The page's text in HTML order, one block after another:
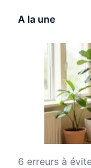
A la une
6 erreurs à